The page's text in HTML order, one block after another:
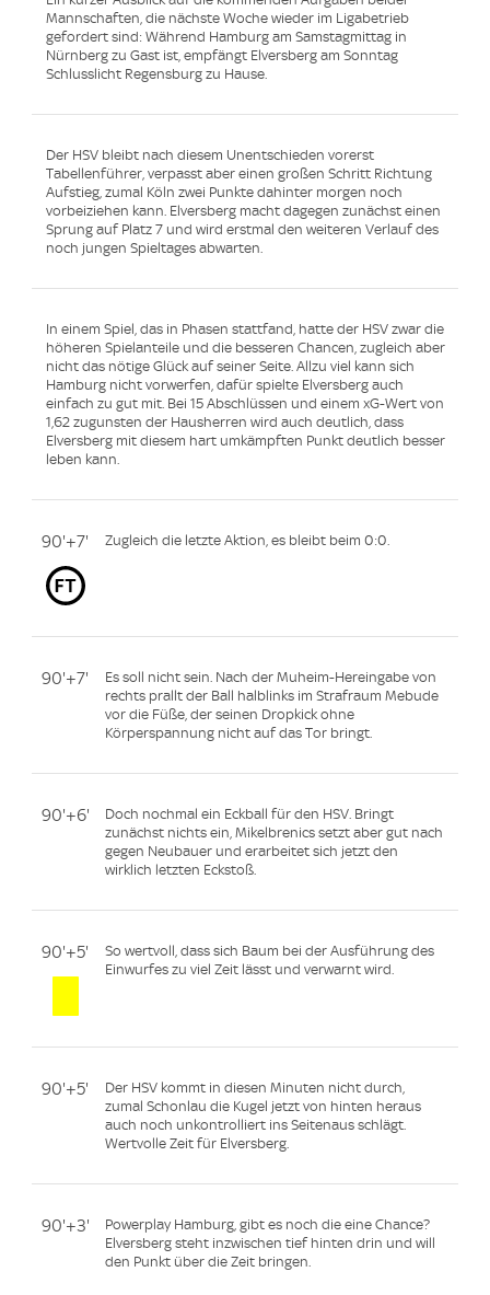
Mannschaften, die nächste Woche wieder im Ligabetrieb
gefordert sind: Während Hamburg am Samstagmittag in
Nürnberg zu Gast ist, empfängt Elversberg am Sonntag
Schlusslicht Regensburg zu Hause.
Der HSV bleibt nach diesem Unentschieden vorerst
Tabellenführer, verpasst aber einen großen Schritt Richtung
Aufstieg, zumal Köln zwei Punkte dahinter morgen noch
vorbeiziehen kann. Elversberg macht dagegen zunächst einen
Sprung auf Platz 7 und wird erstmal den weiteren Verlauf des
noch jungen Spieltages abwarten.
In einem Spiel, das in Phasen stattfand, hatte der HSV zwar die
höheren Spielanteile und die besseren Chancen, zugleich aber
nicht das nötige Glück auf seiner Seite. Allzu viel kann sich
Hamburg nicht vorwerfen, dafür spielte Elversberg auch
einfach zu gut mit. Bei 15 Abschlüssen und einem xG-Wert von
1,62 zugunsten der Hausherren wird auch deutlich, dass
Elversberg mit diesem hart umkämpften Punkt deutlich besser
leben kann.
90'+7' Zugleich die letzte Aktion, es bleibt beim 0:0.
90'+7'
Es soll nicht sein. Nach der Muheim-Hereingabe von
rechts prallt der Ball halblinks im Strafraum Mebude
vor die Füße, der seinen Dropkick ohne
Körperspannung nicht auf das Tor bringt.
90'+6'
Doch nochmal ein Eckball für den HSV. Bringt
zunächst nichts ein, Mikelbrenics setzt aber gut nach
gegen Neubauer und erarbeitet sich jetzt den
wirklich letzten Eckstoß.
90'+5'
So wertvoll, dass sich Baum bei der Ausführung des
Einwurfes zu viel Zeit lässt und verwarnt wird.
90'+5'
Der HSV kommt in diesen Minuten nicht durch,
zumal Schonlau die Kugel jetzt von hinten heraus
auch noch unkontrolliert ins Seitenaus schlägt.
Wertvolle Zeit für Elversberg.
90'+3'
Powerplay Hamburg, gibt es noch die eine Chance?
Elversberg steht inzwischen tief hinten drin und will
den Punkt über die Zeit bringen.